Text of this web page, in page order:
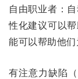
自由职业者：
性化建议可以
能可以帮助他们
有注意力缺陷